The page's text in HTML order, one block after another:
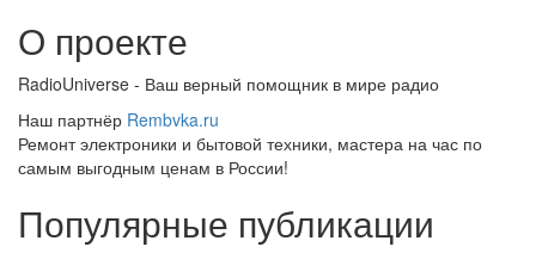
О проекте
RadioUniverse - Ваш верный помощник в мире радио
Наш партнёр Rembvka.ru
Ремонт электроники и бытовой техники, мастера на час по
самым выгодным ценам в России!
Популярные публикации